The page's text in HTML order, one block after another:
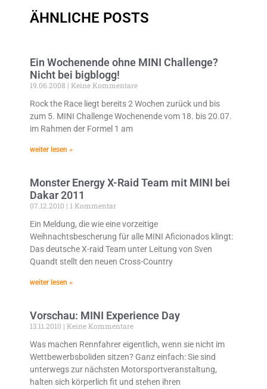
ÄHNLICHE POSTS
Ein Wochenende ohne MINI Challenge?
Nicht bei bigblogg!
19.06.2008
Keine Kommentare
Rock the Race liegt bereits 2 Wochen zurück und bis
zum 5. MINI Challenge Wochenende vom 18. bis 20.07.
im Rahmen der Formel 1 am
weiter lesen »
Monster Energy X-Raid Team mit MINI bei
Dakar 2011
07.12.2010
1 Kommentar
Ein Meldung, die wie eine vorzeitige
Weihnachtsbescherung für alle MINI Aficionados klingt:
Das deutsche X-raid Team unter Leitung von Sven
Quandt stellt den neuen Cross-Country
weiter lesen »
Vorschau: MINI Experience Day
13.11.2010
Keine Kommentare
Was machen Rennfahrer eigentlich, wenn sie nicht im
Wettbewerbsboliden sitzen? Ganz einfach: Sie sind
unterwegs zur nächsten Motorsportveranstaltung,
halten sich körperlich fit und stehen ihren